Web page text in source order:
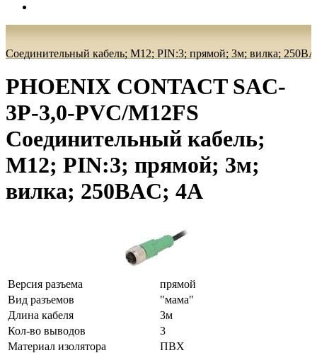
Соединительный кабель; M12; PIN:3; прямой; 3м; вилка;
PHOENIX CONTACT SAC-
3P-3,0-PVC/M12FS
Соединительный кабель;
M12; PIN:3; прямой; 3м;
вилка; 250ВAC; 4А
Версия разъема
прямой
Вид разъемов
"мама"
Длина кабеля
3м
Кол-во выводов
3
Материал изолятора
ПВХ